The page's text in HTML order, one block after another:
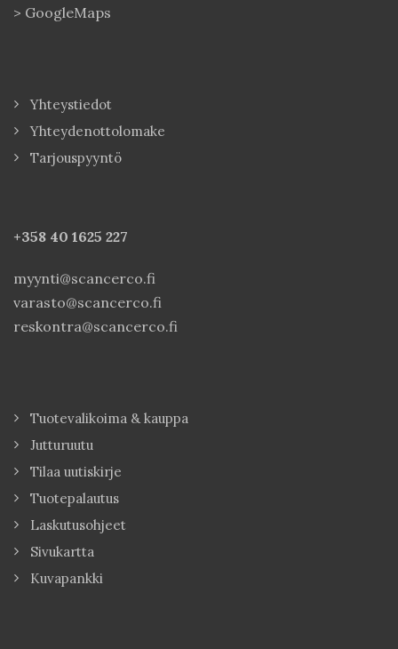
> GoogleMaps
Yhteystiedot
Yhteydenottolomake
Tarjouspyyntö
+358 40 1625 227
myynti@scancerco.fi
varasto@scancerco.fi
reskontra@scancerco.fi
Tuotevalikoima & kauppa
Jutturuutu
Tilaa uutiskirje
Tuotepalautus
Laskutusohjeet
Sivukartta
Kuvapankki